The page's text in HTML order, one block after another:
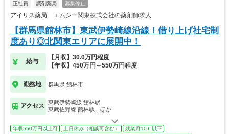
正社員 調剤薬局 募集停止
アイリス薬局 エムシー関東株式会社の薬剤師求人
【群馬県館林市】東武伊勢崎線沿線！借り上げ社宅制
度あり◎北関東エリアに展開中！
給与
【月収】30.0万円程度
【年収】450万円～550万円程度
勤務地 群馬県 館林市
アクセス
東武伊勢崎線 館林駅
東武佐野線 館林駅…ほか
年収550万円以上可 土日休み（相談可含む）
残業月10ｈ以下